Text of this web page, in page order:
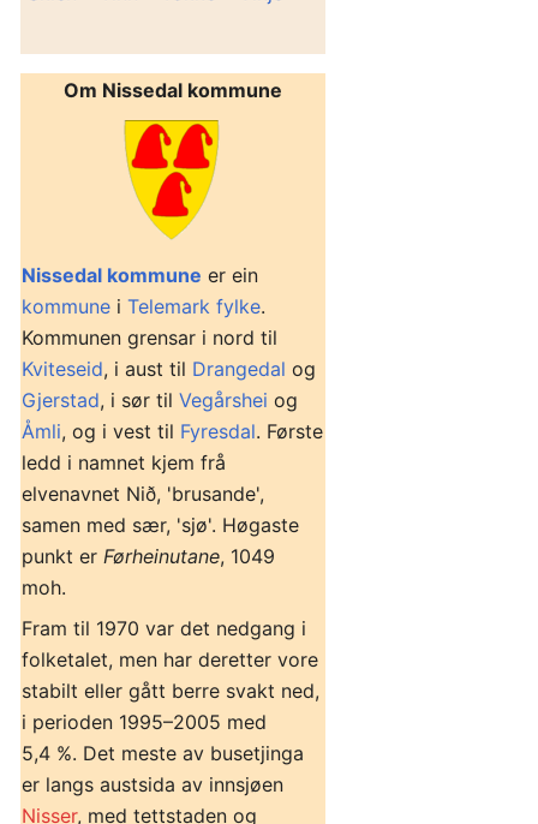
Om Nissedal kommune
Nissedal kommune er ein
kommune i Telemark fylke.
Kommunen grensar i nord til
Kviteseid, i aust til Drangedal og
Gjerstad, i sør til Vegårshei og
Åmli, og i vest til Fyresdal. Første
ledd i namnet kjem frå
elvenavnet Nið, 'brusande',
samen med sær, 'sjø'. Høgaste
punkt er Førheinutane, 1049
moh.
Fram til 1970 var det nedgang i
folketalet, men har deretter vore
stabilt eller gått berre svakt ned,
i perioden 1995–2005 med
5,4 %. Det meste av busetjinga
er langs austsida av innsjøen
Nisser, med tettstaden og